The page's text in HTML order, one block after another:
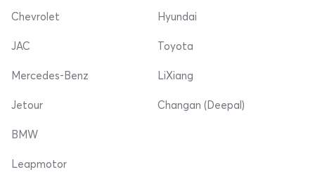
Chevrolet Hyundai
JAC
Mercedes-Benz
Jetour
Toyota
LiXiang
Changan (Deepal)
BMW
Leapmotor